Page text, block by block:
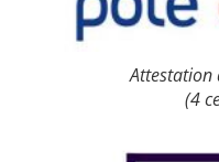
Attestation
(4